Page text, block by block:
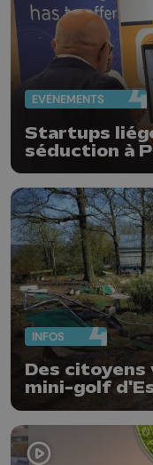
EVÈNEMENTS
Startups
séduction à
INFOS
Des citoyens
mini-golf